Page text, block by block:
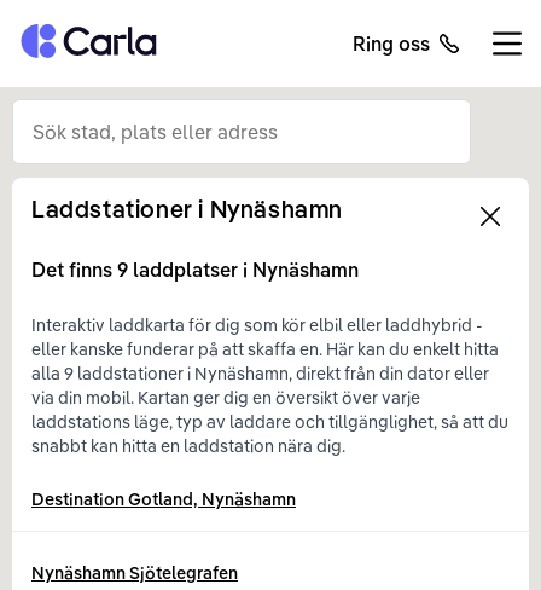
Tillbaka till startsidan Ring oss
Left
Laddstationer i Nynäshamn
Det finns 9 laddplatser i Nynäshamn
Interaktiv laddkarta för dig som kör elbil eller laddhybrid -
eller kanske funderar på att skaffa en. Här kan du enkelt hitta
alla 9 laddstationer i Nynäshamn, direkt från din dator eller
via din mobil. Kartan ger dig en översikt över varje
laddstations läge, typ av laddare och tillgänglighet, så att du
snabbt kan hitta en laddstation nära dig.
Destination Gotland, Nynäshamn
Nynäshamn Sjötelegrafen